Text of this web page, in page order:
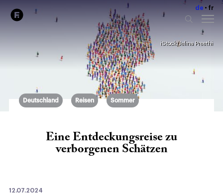
de fr
iStock/Jelina Preethi
Deutschland Reisen Sommer
Eine Entdeckungsreise zu
verborgenen Schätzen
12.07.2024